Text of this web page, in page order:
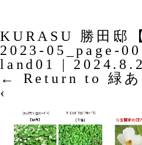
KURASU 勝田邸
2023-05_page-
land01
|
←
Return to 緑あ
‹